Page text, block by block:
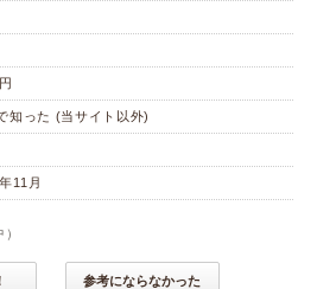
知った (当サイト以外)
11月
）
参考にならなかった